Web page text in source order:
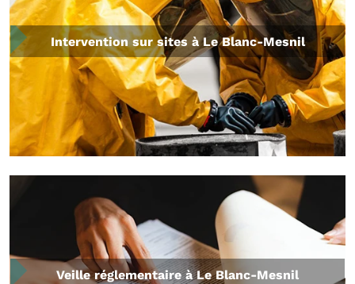
Intervention sur sites à Le Blanc-Mesnil
Veille réglementaire à Le Blanc-Mesnil